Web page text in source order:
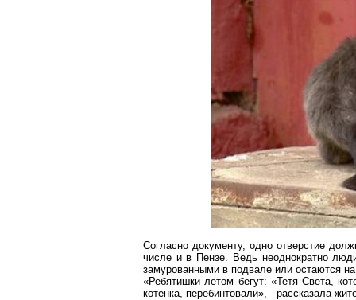
Согласно документу, одно отверстие
числе и в Пензе. Ведь неоднократно
замурованными в подвале или остаются
«Ребятишки летом бегут: «Тетя Света,
котенка, перебинтовали», - рассказала